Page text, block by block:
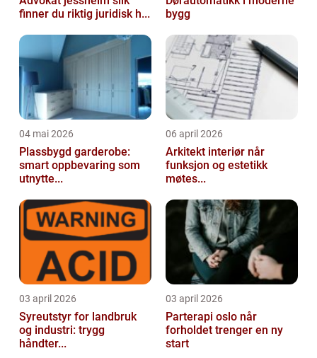
finner du riktig juridisk h...
bygg
04 mai 2026
Plassbygd garderobe:
smart oppbevaring som
utnytte...
06 april 2026
Arkitekt interiør når
funksjon og estetikk
møtes...
03 april 2026
Syreutstyr for landbruk
og industri: trygg
håndter...
03 april 2026
Parterapi oslo når
forholdet trenger en ny
start